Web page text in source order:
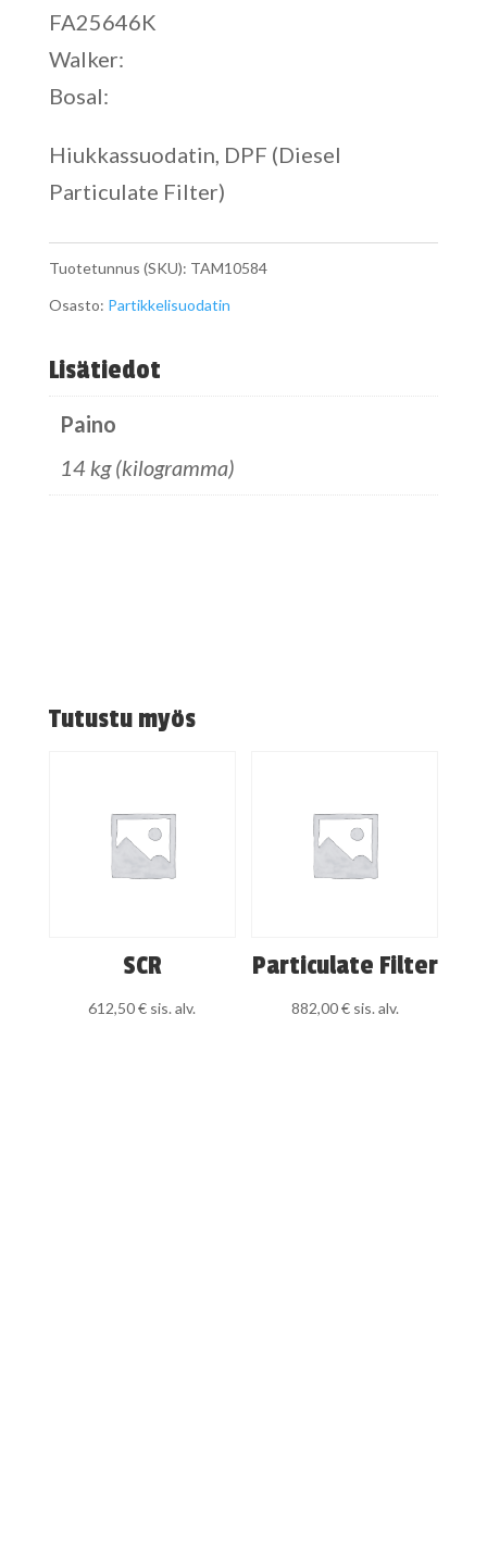
FA25646K
Walker:
Bosal:
Hiukkassuodatin, DPF (Diesel
Particulate Filter)
Tuotetunnus (SKU): TAM10584
Osasto: Partikkelisuodatin
Lisätiedot
Paino
14 kg (kilogramma)
Tutustu myös
SCR
612,50€ sis. alv.
Particulate Filter
882,00€ sis. alv.